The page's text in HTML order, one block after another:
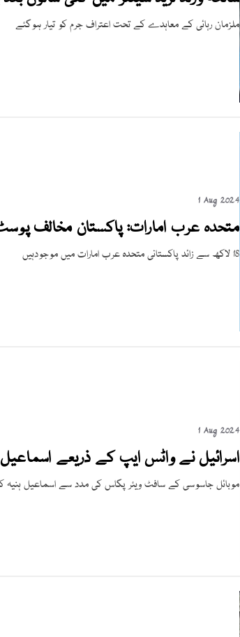
ملزمان رہائی کے معاہدے کے تحت اعتراف جرم کو تیار ہوگئے
1 Aug 2024
متحدہ عرب امارات: پاکستان مخالف
18 لاکھ سے زائد پاکستانی متحدہ عرب امارات میں موجودہیں
1 Aug 2024
اسرائیل نے واٹس ایپ کے ذریعے اسماعیل
موبائل جاسوسی کے سافٹ ویئر پگاس کی مدد سے اسماعیل ہنیہ کو